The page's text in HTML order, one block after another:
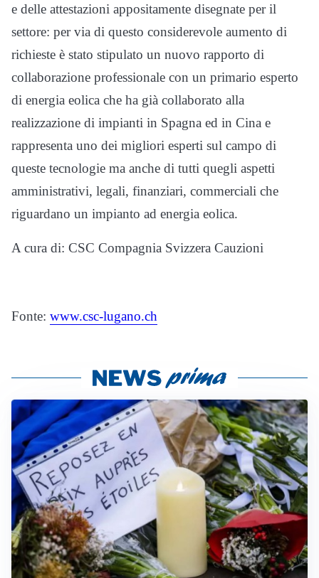
e delle attestazioni appositamente disegnate per il
settore: per via di questo considerevole aumento di
richieste è stato stipulato un nuovo rapporto di
collaborazione professionale con un primario esperto
di energia eolica che ha già collaborato alla
realizzazione di impianti in Spagna ed in Cina e
rappresenta uno dei migliori esperti sul campo di
queste tecnologie ma anche di tutti quegli aspetti
amministrativi, legali, finanziari, commerciali che
riguardano un impianto ad energia eolica.
A cura di: CSC Compagnia Svizzera Cauzioni
Fonte: www.csc-lugano.ch